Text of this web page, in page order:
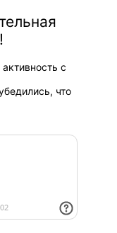
с
что